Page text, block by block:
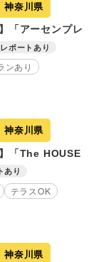
神奈川県
「アーセンプレ
ポートあり
ンあり
神奈川県
「The HOUSE
あり
テラスOK
神奈川県